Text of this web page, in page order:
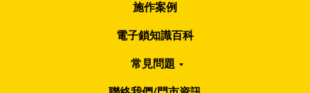
施作案例
電子鎖知識百科
常見問題